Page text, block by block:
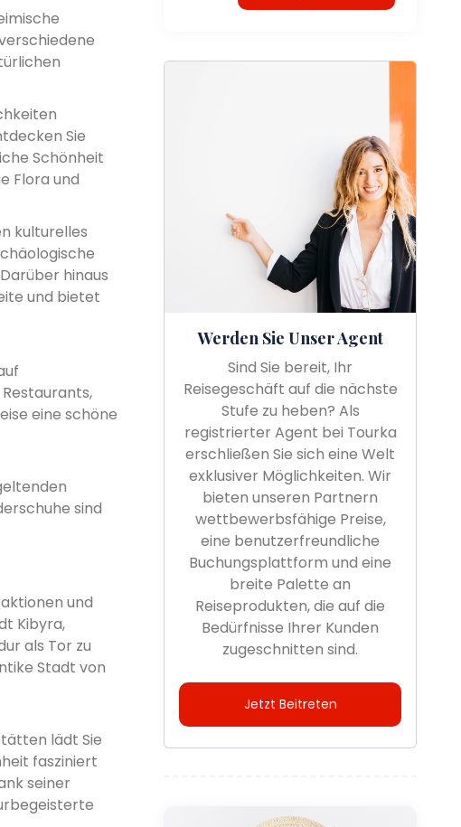
Sie
Schönheit
Flora und
kulturelles
hinaus
und bietet
eine schöne
sind
und
Kibyra,
als Tor zu
Stadt von
lädt Sie
fasziniert
seiner
Werden Sie Unser Agent
Sind Sie bereit, Ihr
Reisegeschäft auf die nächste
Stufe zu heben? Als
registrierter Agent bei Tourka
erschließen Sie sich eine Welt
exklusiver Möglichkeiten. Wir
bieten unseren Partnern
wettbewerbsfähige Preise,
eine benutzerfreundliche
Buchungsplattform und eine
breite Palette an
Reiseprodukten, die auf die
Bedürfnisse Ihrer Kunden
zugeschnitten sind.
Jetzt Beitreten